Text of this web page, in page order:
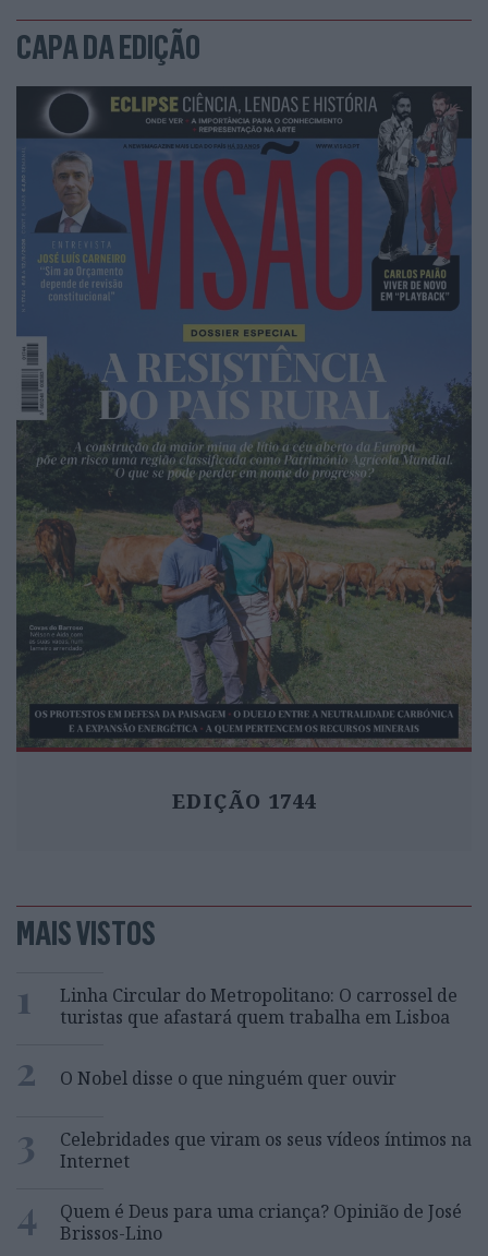
CAPA DA EDIÇÃO
EDIÇÃO 1744
MAIS VISTOS
1
Linha Circular do Metropolitano: O carrossel de
turistas que afastará quem trabalha em Lisboa
2 O Nobel disse o que ninguém quer ouvir
3
Celebridades que viram os seus vídeos íntimos na
Internet
4
Quem é Deus para uma criança? Opinião de José
Brissos-Lino